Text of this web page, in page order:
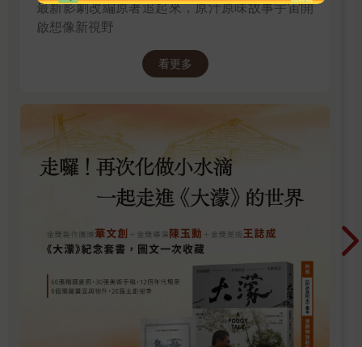
最新影劇改編原著追起來，原汁原味故事宇宙開
啟想像新視野
看更多